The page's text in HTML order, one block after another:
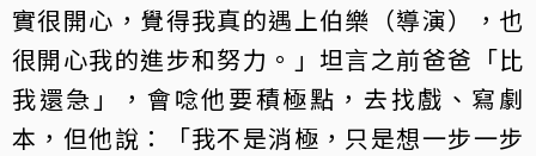
實很開心，覺得我真的遇上伯樂（導演），也
很開心我的進步和努力。」坦言之前爸爸「比
我還急」，會唸他要積極點，去找戲、寫劇
本，但他說：「我不是消極，只是想一步一步